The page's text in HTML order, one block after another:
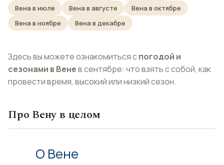
Вена в июле
Вена в августе
Вена в октябре
Вена в ноябре
Вена в декабре
Здесь вы можете ознакомиться спогодой и
сезонами в Венев сентябре: что взять с собой, как
провести время, высокий или низкий сезон.
Про Вену в целом
О Вене